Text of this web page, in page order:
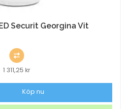
Securit Georgina Vit
1 311,25 kr
Köp nu